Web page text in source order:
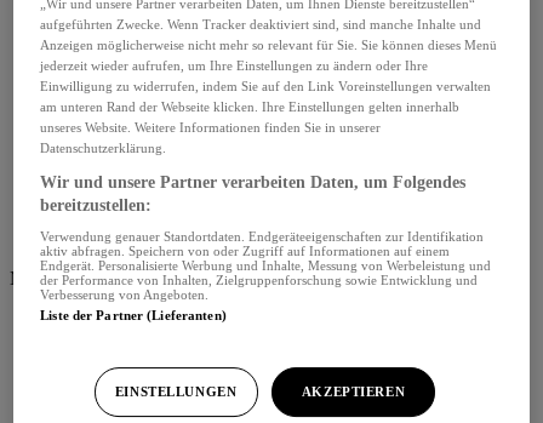
Menü schliessen
„Wir und unsere Partner verarbeiten Daten, um Ihnen Dienste bereitzustellen“
aufgeführten Zwecke. Wenn Tracker deaktiviert sind, sind manche Inhalte und
Anzeigen möglicherweise nicht mehr so relevant für Sie. Sie können dieses Menü
jederzeit wieder aufrufen, um Ihre Einstellungen zu ändern oder Ihre
Einwilligung zu widerrufen, indem Sie auf den Link Voreinstellungen verwalten
am unteren Rand der Webseite klicken. Ihre Einstellungen gelten innerhalb
unseres Website. Weitere Informationen finden Sie in unserer
Datenschutzerklärung.
Wir und unsere Partner verarbeiten Daten, um Folgendes
bereitzustellen:
Verwendung genauer Standortdaten. Endgeräteeigenschaften zur Identifikation
aktiv abfragen. Speichern von oder Zugriff auf Informationen auf einem
Endgerät. Personalisierte Werbung und Inhalte, Messung von Werbeleistung und
der Performance von Inhalten, Zielgruppenforschung sowie Entwicklung und
Verbesserung von Angeboten.
Liste der Partner (Lieferanten)
EINSTELLUNGEN AKZEPTIEREN